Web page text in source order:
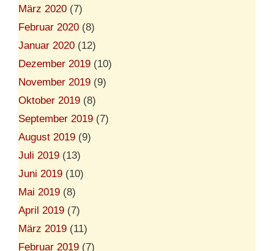
März 2020 (7)
Februar 2020 (8)
Januar 2020 (12)
Dezember 2019 (10)
November 2019 (9)
Oktober 2019 (8)
September 2019 (7)
August 2019 (9)
Juli 2019 (13)
Juni 2019 (10)
Mai 2019 (8)
April 2019 (7)
März 2019 (11)
Februar 2019 (7)